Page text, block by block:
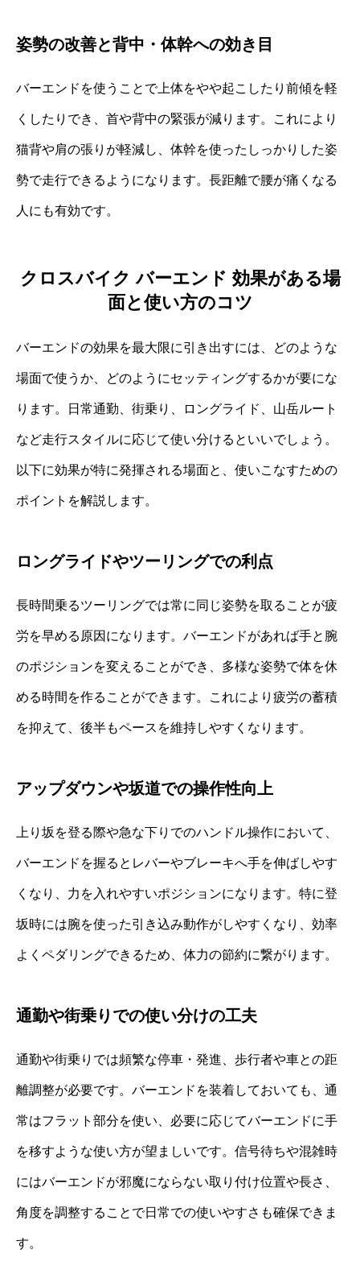
姿勢の改善と背中・体幹への効き目
バーエンドを使うことで上体をやや起こしたり前傾を軽
くしたりでき、首や背中の緊張が減ります。これにより
猫背や肩の張りが軽減し、体幹を使ったしっかりした姿
勢で走行できるようになります。長距離で腰が痛くなる
人にも有効です。
クロスバイク バーエンド 効果がある場
面と使い方のコツ
バーエンドの効果を最大限に引き出すには、どのような
場面で使うか、どのようにセッティングするかが要にな
ります。日常通勤、街乗り、ロングライド、山岳ルート
など走行スタイルに応じて使い分けるといいでしょう。
以下に効果が特に発揮される場面と、使いこなすための
ポイントを解説します。
ロングライドやツーリングでの利点
長時間乗るツーリングでは常に同じ姿勢を取ることが疲
労を早める原因になります。バーエンドがあれば手と腕
のポジションを変えることができ、多様な姿勢で体を休
める時間を作ることができます。これにより疲労の蓄積
を抑えて、後半もペースを維持しやすくなります。
アップダウンや坂道での操作性向上
上り坂を登る際や急な下りでのハンドル操作において、
バーエンドを握るとレバーやブレーキへ手を伸ばしやす
くなり、力を入れやすいポジションになります。特に登
坂時には腕を使った引き込み動作がしやすくなり、効率
よくペダリングできるため、体力の節約に繋がります。
通勤や街乗りでの使い分けの工夫
通勤や街乗りでは頻繁な停車・発進、歩行者や車との距
離調整が必要です。バーエンドを装着しておいても、通
常はフラット部分を使い、必要に応じてバーエンドに手
を移すような使い方が望ましいです。信号待ちや混雑時
にはバーエンドが邪魔にならない取り付け位置や長さ、
角度を調整することで日常での使いやすさも確保できま
す。